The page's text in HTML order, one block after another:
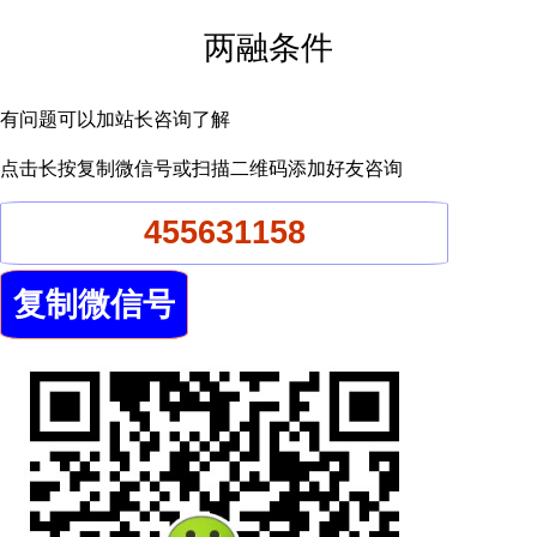
两融条件
有问题可以加站长咨询了解
点击长按复制微信号或扫描二维码添加好友咨询